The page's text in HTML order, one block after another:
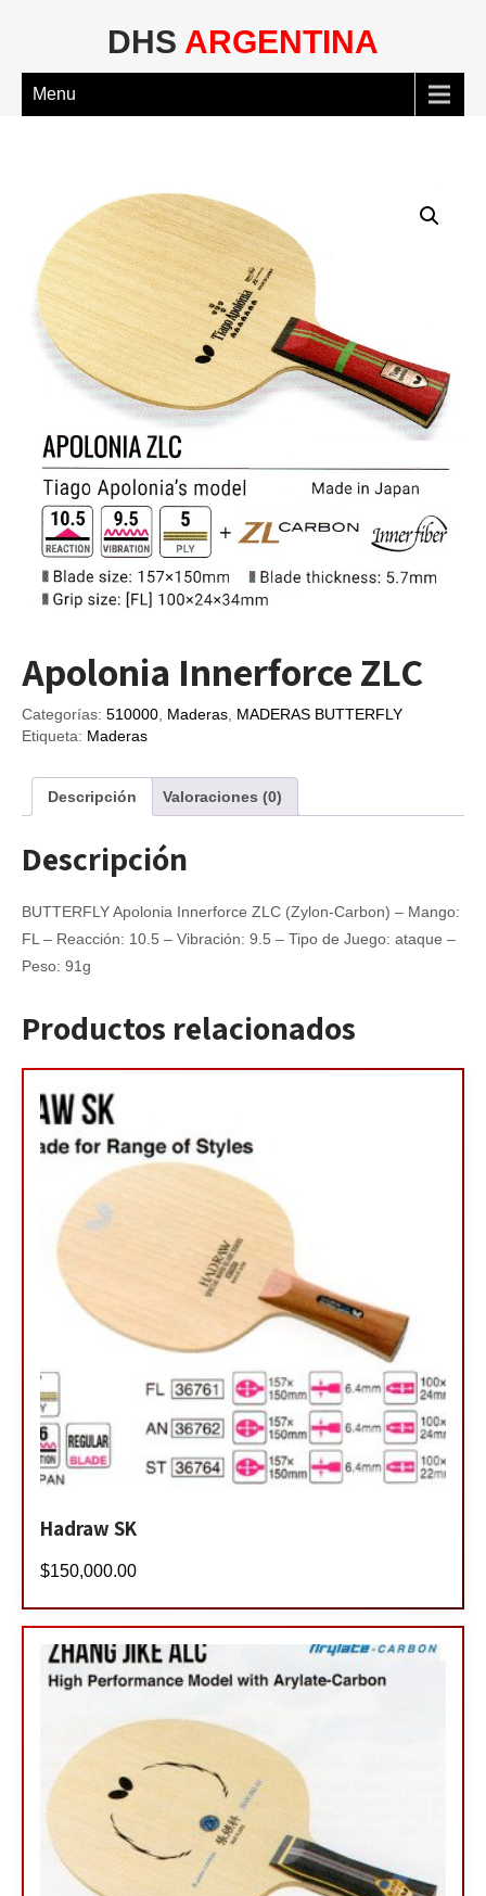
DHS ARGENTINA
Menu
Apolonia Innerforce ZLC
Categorías: 510000 Maderas MADERAS BUTTERFLY
Etiqueta: Maderas
Descripción Valoraciones (0)
Descripción
BUTTERFLY Apolonia Innerforce ZLC (Zylon-Carbon) – Mango:
FL – Reacción: 10.5 – Vibración: 9.5 – Tipo de Juego: ataque –
Peso: 91g
Productos relacionados
Hadraw SK
$150,000.00